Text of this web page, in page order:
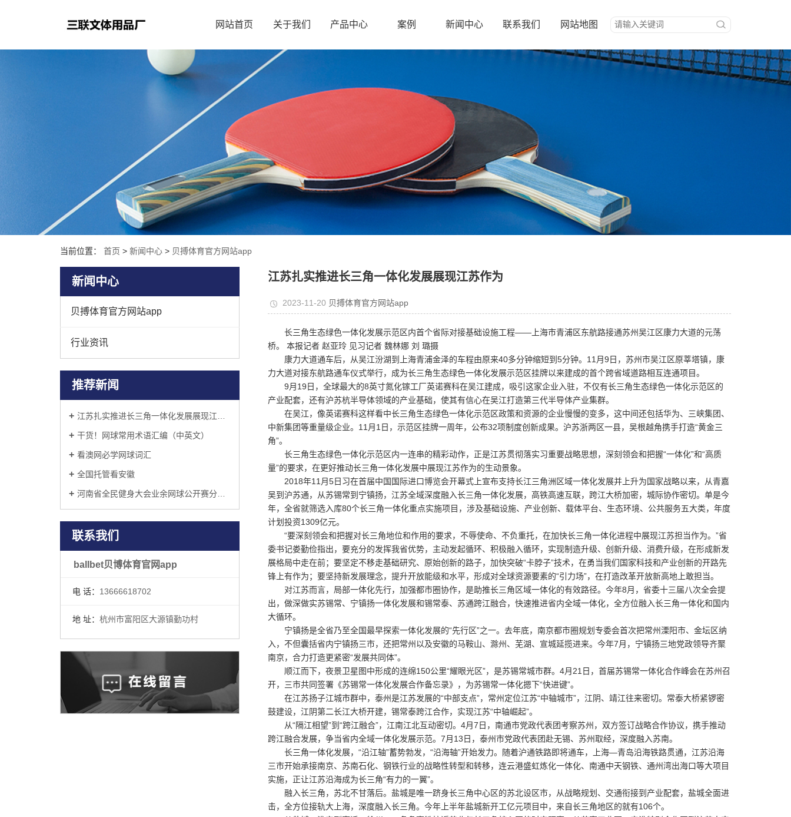
网站首页 关于我们 产品中心 案例 新闻中心 联系我们 网站地图
当前位置： 首页 > 新闻中心 > 贝搏体育官方网站app
新闻中心
贝搏体育官方网站app
行业资讯
推荐新闻
江苏扎实推进长三角一体化发展展现江苏作为
干货！网球常用术语汇编（中英文）
看澳网必学网球词汇
全国托管看安徽
河南省全民健身大会业余网球公开赛分站赛收拍
联系我们
ballbet贝博体育官网app
电 话： 13666618702
地 址： 杭州市富阳区大源镇勤功村
江苏扎实推进长三角一体化发展展现江苏作为
2023-11-20 贝搏体育官方网站app
长三角生态绿色一体化发展示范区内首个省际对接基础设施工程——上海市青浦区东航路接通苏州吴江区康力大道的元荡
桥。 本报记者 赵亚玲 见习记者 魏林娜 刘 璐摄
康力大道通车后，从吴江汾湖到上海青浦金泽的车程由原来40多分钟缩短到5分钟。11月9日，苏州市吴江区原莘塔镇，康
力大道对接东航路通车仪式举行，成为长三角生态绿色一体化发展示范区挂牌以来建成的首个跨省域道路相互连通项目。
9月19日，全球最大的8英寸氮化镓工厂英诺赛科在吴江建成，吸引这家企业入驻，不仅有长三角生态绿色一体化示范区的
产业配套，还有沪苏杭半导体领域的产业基础，使其有信心在吴江打造第三代半导体产业集群。
在吴江，像英诺赛科这样看中长三角生态绿色一体化示范区政策和资源的企业慢慢的变多，这中间还包括华为、三峡集团、
中新集团等重量级企业。11月1日，示范区挂牌一周年，公布32项制度创新成果。沪苏浙两区一县，吴根越角携手打造“黄金三
角”。
长三角生态绿色一体化示范区内一连串的精彩动作，正是江苏贯彻落实习重要战略思想，深刻领会和把握“一体化”和“高质
量”的要求，在更好推动长三角一体化发展中展现江苏作为的生动景象。
2018年11月5日习在首届中国国际进口博览会开幕式上宣布支持长江三角洲区域一体化发展并上升为国家战略以来，从青嘉
吴到沪苏通，从苏锡常到宁镇扬，江苏全域深度融入长三角一体化发展，高铁高速互联，跨江大桥加密，城际协作密切。单是今
年，全省就筛选入库80个长三角一体化重点实施项目，涉及基础设施、产业创新、载体平台、生态环境、公共服务五大类，年度
计划投资1309亿元。
“要深刻领会和把握对长三角地位和作用的要求，不辱使命、不负重托，在加快长三角一体化进程中展现江苏担当作为。”省
委书记娄勤俭指出，要充分的发挥我省优势，主动发起循环、积极融入循环，实现制造升级、创新升级、消费升级，在形成新发
展格局中走在前；要坚定不移走基础研究、原始创新的路子，加快突破“卡脖子”技术，在勇当我们国家科技和产业创新的开路先
锋上有作为；要坚持新发展理念，提升开放能级和水平，形成对全球资源要素的“引力场”，在打造改革开放新高地上敢担当。
对江苏而言，局部一体化先行，加强都市圈协作，是助推长三角区域一体化的有效路径。今年8月，省委十三届八次全会提
出，做深做实苏锡常、宁镇扬一体化发展和锡常泰、苏通跨江融合，快速推进省内全域一体化，全方位融入长三角一体化和国内
大循环。
宁镇扬是全省乃至全国最早探索一体化发展的“先行区”之一。去年底，南京都市圈规划专委会首次把常州溧阳市、金坛区纳
入，不但囊括省内宁镇扬三市，还把常州以及安徽的马鞍山、滁州、芜湖、宣城延揽进来。今年7月，宁镇扬三地党政领导齐聚
南京，合力打造更紧密“发展共同体”。
顺江而下，夜景卫星图中形成的连绵150公里“耀眼光区”，是苏锡常城市群。4月21日，首届苏锡常一体化合作峰会在苏州召
开，三市共同签署《苏锡常一体化发展合作备忘录》，为苏锡常一体化摁下“快进键”。
在江苏扬子江城市群中，泰州是江苏发展的“中部支点”，常州定位江苏“中轴城市”，江阴、靖江往来密切。常泰大桥紧锣密
鼓建设，江阴第二长江大桥开建，锡常泰跨江合作，实现江苏“中轴崛起”。
从“隔江相望”到“跨江融合”，江南江北互动密切。4月7日，南通市党政代表团考察苏州，双方签订战略合作协议，携手推动
跨江融合发展，争当省内全域一体化发展示范。7月13日，泰州市党政代表团赴无锡、苏州取经，深度融入苏南。
长三角一体化发展，“沿江轴”蓄势勃发，“沿海轴”开始发力。随着沪通铁路即将通车，上海—青岛沿海铁路贯通，江苏沿海
三市开始承接南京、苏南石化、钢铁行业的战略性转型和转移，连云港盛虹炼化一体化、南通中天钢铁、通州湾出海口等大项目
实施，正让江苏沿海成为长三角“有力的一翼”。
融入长三角，苏北不甘落后。盐城是唯一跻身长三角中心区的苏北设区市，从战略规划、交通衔接到产业配套，盐城全面进
击，全方位接轨大上海，深度融入长三角。今年上半年盐城新开工亿元项目中，来自长三角地区的就有106个。